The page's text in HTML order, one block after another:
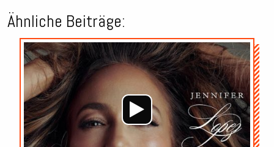
Ähnliche Beiträge:
Audio-
Player